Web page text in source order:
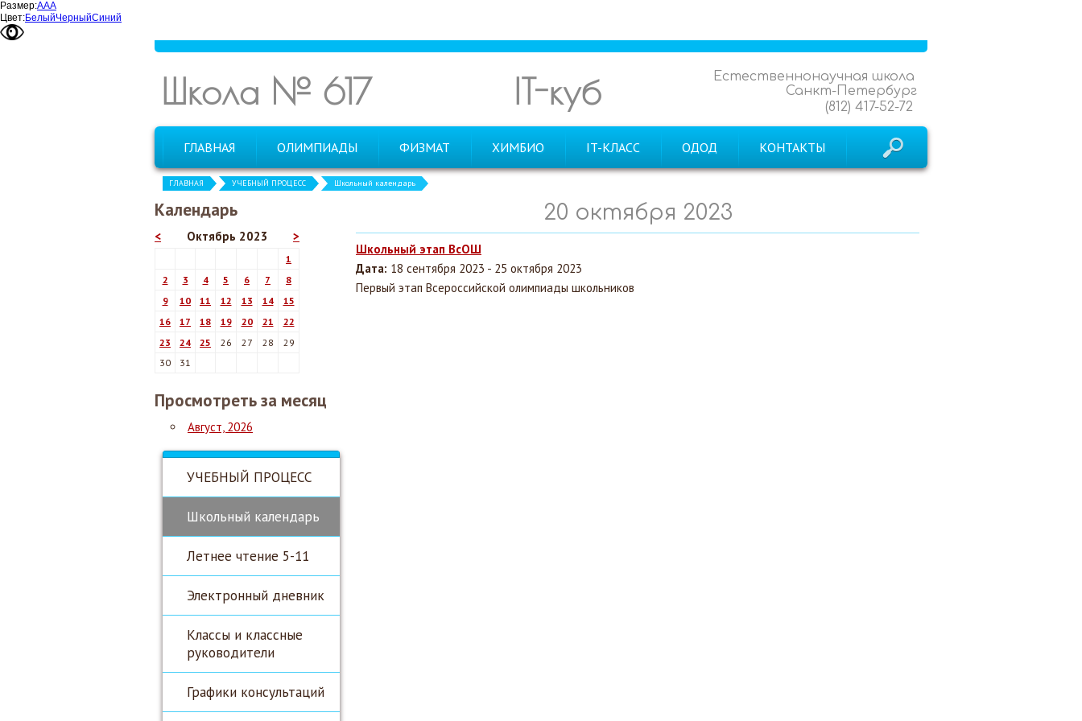
Размер:ААА
Цвет:БелыйЧерныйСиний
Школа № 617
Естественнонаучная школа
Санкт-Петербург
(812) 417-52-72
IT-куб
ГЛАВНАЯ ОЛИМПИАДЫ ФИЗМАТ ХИМБИО IT-КЛАСС ОДОД КОНТАКТЫ
ГЛАВНАЯ УЧЕБНЫЙ ПРОЦЕСС Школьный календарь
Календарь
< >
Октябрь 2023
1
2
3 4 5 6 7
8
9
10 11 12 13 14
15
16
17 18 19 20 21
22
23
24 25 26 27 28
29
30
31
Просмотреть за месяц
Август, 2026
УЧЕБНЫЙ ПРОЦЕСС
Школьный календарь
Летнее чтение 5-11
Электронный дневник
Классы и классные
руководители
Графики консультаций
20 октября 2023
Школьный этап ВсОШ
Дата: 18 сентября 2023 - 25 октября 2023
Первый этап Всероссийской олимпиады школьников